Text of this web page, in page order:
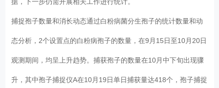
捕捉孢子数量和消长动态通过白粉病菌分生孢子的统计数量和动
态分析，2个设置点的白粉病孢子的数量，在9月15日至10月20日
观测期间，均呈上升趋势。捕获孢子的数量在10月中下旬出现骤
升，其中孢子捕捉仪A在10月19日单日捕获量达418个，孢子捕捉